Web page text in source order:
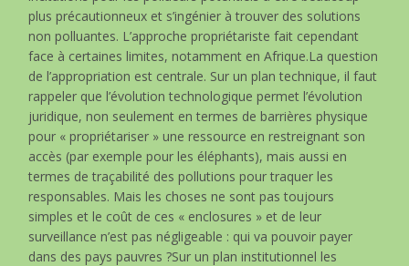
plus précautionneux et s’ingénier à trouver des solutions
non polluantes. L’approche propriétariste fait cependant
face à certaines limites, notamment en Afrique.La question
de l’appropriation est centrale. Sur un plan technique, il faut
rappeler que l’évolution technologique permet l’évolution
juridique, non seulement en termes de barrières physique
pour « propriétariser » une ressource en restreignant son
accès (par exemple pour les éléphants), mais aussi en
termes de traçabilité des pollutions pour traquer les
responsables. Mais les choses ne sont pas toujours
simples et le coût de ces « enclosures » et de leur
surveillance n’est pas négligeable : qui va pouvoir payer
dans des pays pauvres ?Sur un plan institutionnel les